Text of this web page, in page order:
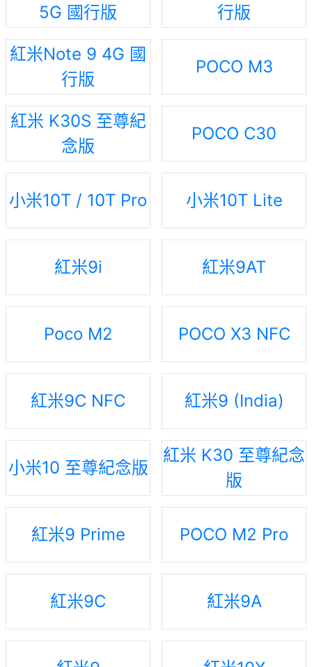
5G 國行版
行版
紅米Note 9 4G 國
行版
POCO M3
紅米 K30S 至尊紀
念版
POCO C30
小米10T / 10T Pro 小米10T Lite
紅米9i 紅米9AT
Poco M2 POCO X3 NFC
紅米9C NFC 紅米9 (India)
小米10 至尊紀念版
紅米 K30 至尊紀念
版
紅米9 Prime POCO M2 Pro
紅米9C 紅米9A